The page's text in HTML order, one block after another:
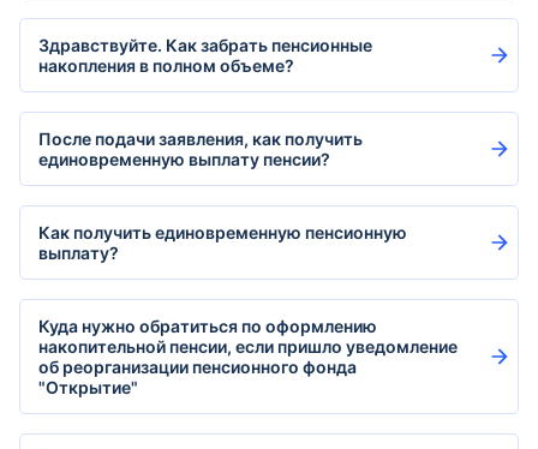
Здравствуйте. Как забрать пенсионные
накопления в полном объеме?
После подачи заявления, как получить
единовременную выплату пенсии?
Как получить единовременную пенсионную
выплату?
Куда нужно обратиться по оформлению
накопительной пенсии, если пришло уведомление
об реорганизации пенсионного фонда
"Открытие"